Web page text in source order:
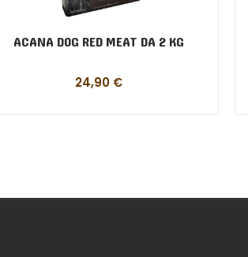
ACANA DOG RED MEAT DA 2 KG
24,90 €